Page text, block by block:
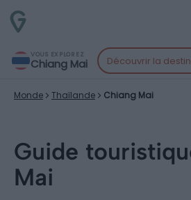
VOUS EXPLOREZ
Chiang Mai Découvrir la
Monde Thaïlande Chiang Mai
Guide
Mai